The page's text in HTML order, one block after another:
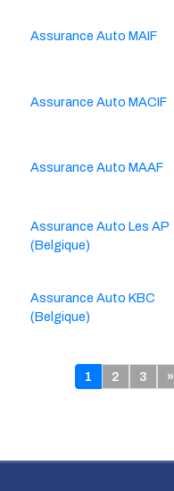
Assurance Auto MAIF
Assurance Auto MACIF
Assurance Auto MAAF
Assurance Auto Les AP
(Belgique)
Assurance Auto KBC
(Belgique)
1 2 3 »